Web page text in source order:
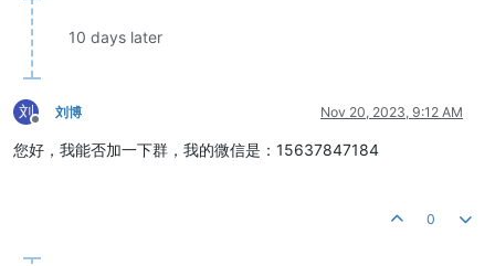
10 days later
刘
Offline
刘博 Nov 20, 2023, 9:12 AM
您好，我能否加一下群，我的微信是：15637847184
0